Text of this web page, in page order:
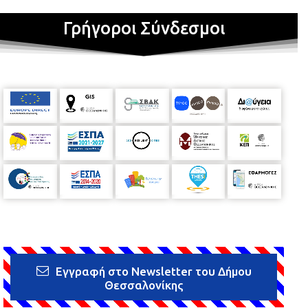
Γρήγοροι Σύνδεσμοι
Εγγραφή στο Newsletter του Δήμου
Θεσσαλονίκης